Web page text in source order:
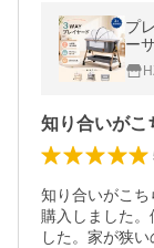
プ
ー
ち
納
知り合いがこち
購入しました
した。家が狭